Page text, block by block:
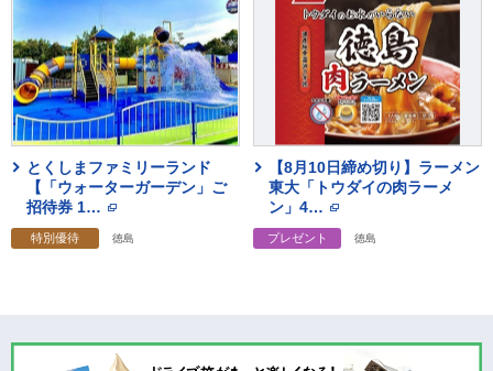
とくしまファミリーランド
【「ウォーターガーデン」ご
招待券 1…
特別優待 徳島
【8月10日締め切り】ラーメン
東大「トウダイの肉ラーメ
ン」4…
プレゼント 徳島